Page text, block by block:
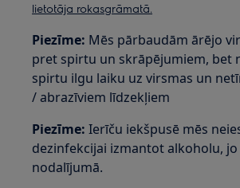
lietotāja rokasgrāmatā.
Piezīme: Mēs pārbaudām ārējo
pret spirtu un skrāpējumiem, bet
spirtu ilgu laiku uz virsmas un
/ abrazīviem līdzekļiem
Piezīme: Ierīču iekšpusē mēs
dezinfekcijai izmantot alkoholu,
nodalījumā.